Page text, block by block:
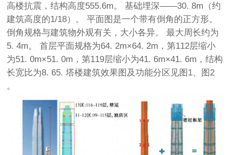
高楼抗震 ，结构高度555.6m。 基础埋深——30. 8m（约
建筑高度的1/18）。 平面图是一个带有倒角的正方形。
倒角规格与建筑物外观有关，大小各异。 最大周长约为
5. 4m。 首层平面规格为64. 2m×64. 2m，第112层缩小
为51. 0m×51. 0m，第119层缩小为41. 6m×41. 6m，结构
长宽比为8. 65. 塔楼建筑效果图及功能分区见图1、图2
。